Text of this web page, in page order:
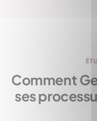
Comment
ses